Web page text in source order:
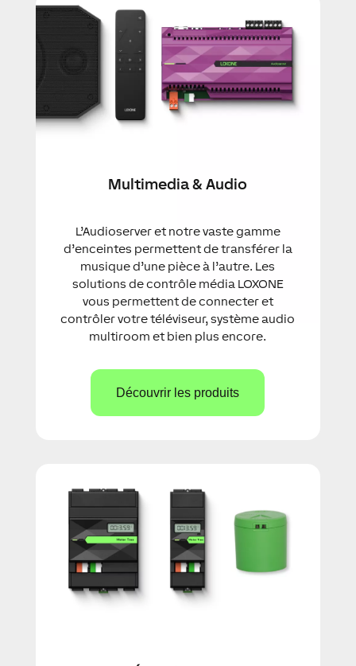
Multimedia & Audio
L’Audioserver et notre vaste gamme
d’enceintes permettent de transférer la
musique d’une pièce à l’autre. Les
solutions de contrôle média LOXONE
vous permettent de connecter et
contrôler votre téléviseur, système audio
multiroom et bien plus encore.
Découvrir les produits